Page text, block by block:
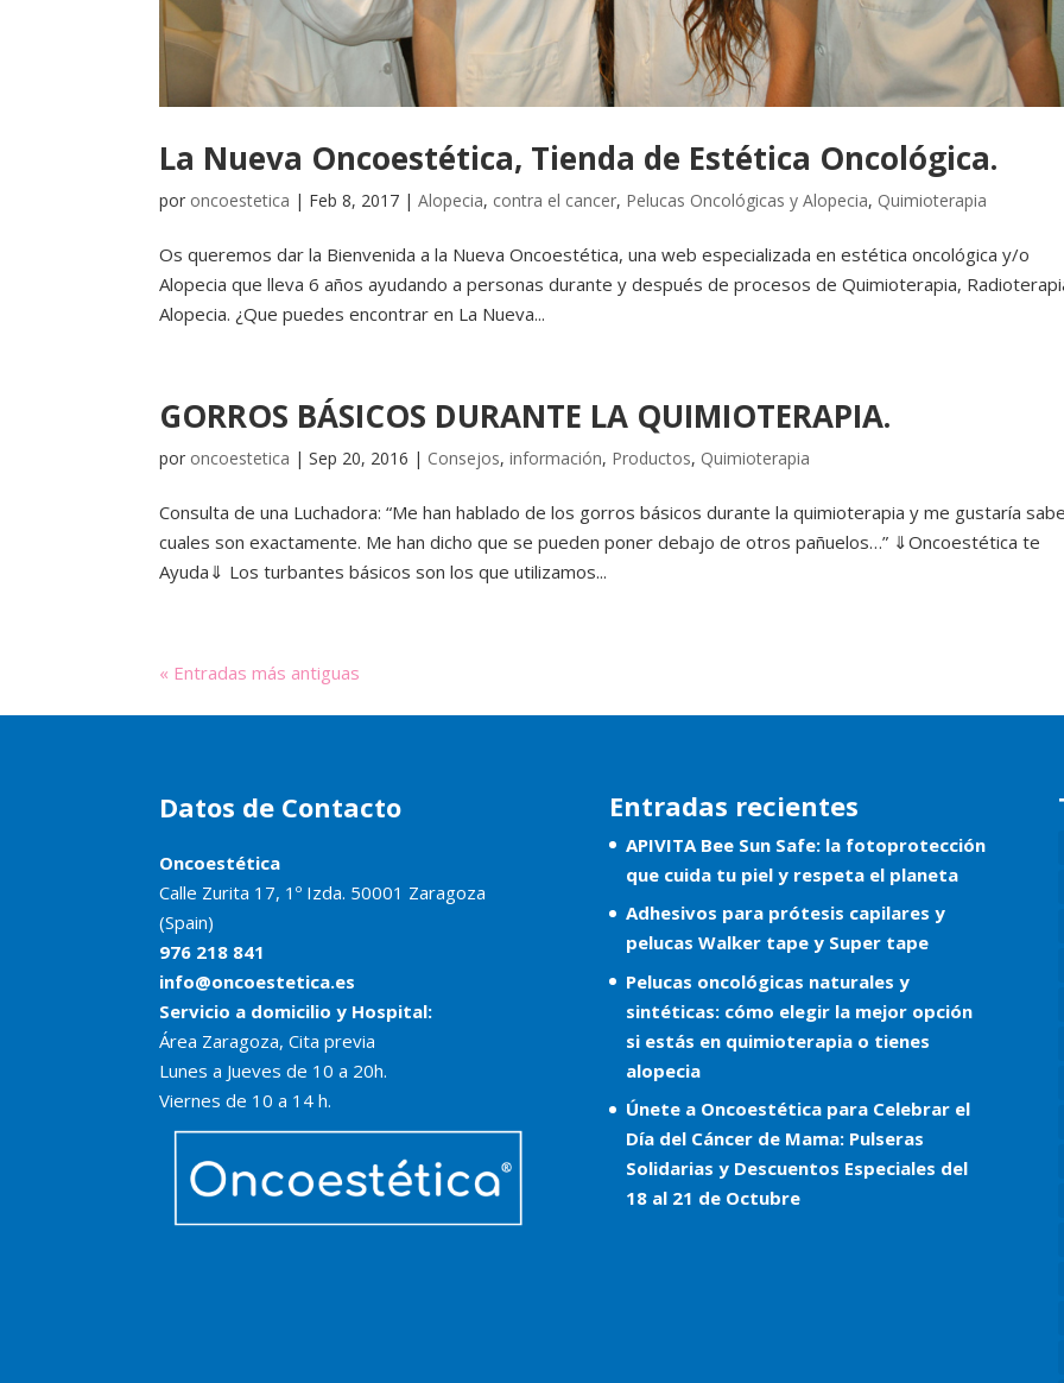
La Nueva Oncoestética, Tienda de Estética Oncológica.
por oncoestetica | Feb 8, 2017 |Alopecia, contra el cancer, Pelucas Oncológicas y Alopecia, Quimioterapia
Os queremos dar la Bienvenida a la Nueva Oncoestética, una web especializada en estética oncológica y/o
Alopecia que lleva 6 años ayudando a personas durante y después de procesos de Quimioterapia,
Alopecia. ¿Que puedes encontrar en La Nueva...
GORROS BÁSICOS DURANTE LA QUIMIOTERAPIA.
por oncoestetica |Sep 20, 2016 | Consejos,información, Productos, Quimioterapia
Consulta de una Luchadora: “Me han hablado de los gorros básicos durante la quimioterapia y me gustaría
cuales son exactamente. Me han dicho que se pueden poner debajo de otros pañuelos…” ⇓Oncoestética te
Ayuda⇓ Los turbantes básicos son los que utilizamos...
« Entradas más antiguas
Datos de Contacto
Oncoestética
Calle Zurita 17, 1º Izda. 50001 Zaragoza
(Spain)
976 218 841
info@oncoestetica.es
Servicio a domicilio y Hospital:
Área Zaragoza, Cita previa
Lunes a Jueves de 10 a 20h.
Viernes de 10 a 14 h.
Entradas recientes
APIVITA Bee Sun Safe: la fotoprotección
que cuida tu piel y respeta el planeta
Adhesivos para prótesis capilares y
pelucas Walker tape y Super tape
Pelucas oncológicas naturales y
sintéticas: cómo elegir la mejor opción
si estás en quimioterapia o tienes
alopecia
Únete a Oncoestética para Celebrar el
Día del Cáncer de Mama: Pulseras
Solidarias y Descuentos Especiales del
18 al 21 de Octubre